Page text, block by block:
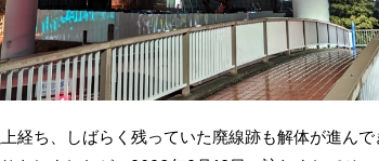
経ち、しばらく残っていた廃線跡も解体が進ん